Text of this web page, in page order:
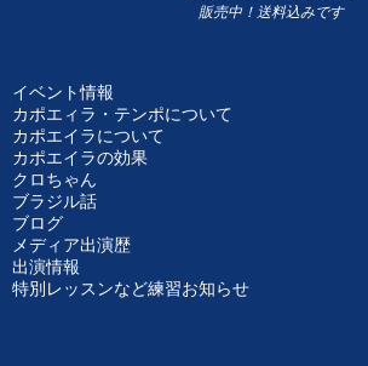
販売中！送料込みです
イベント情報
カポエィラ・テンポについて
カポエイラについて
カポエイラの効果
クロちゃん
ブラジル話
ブログ
メディア出演歴
出演情報
特別レッスンなど練習お知らせ